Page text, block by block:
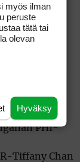
PHI-
Tiffany Chan
myös ilman
peruste
tätä tai
olevan
Hyväksy